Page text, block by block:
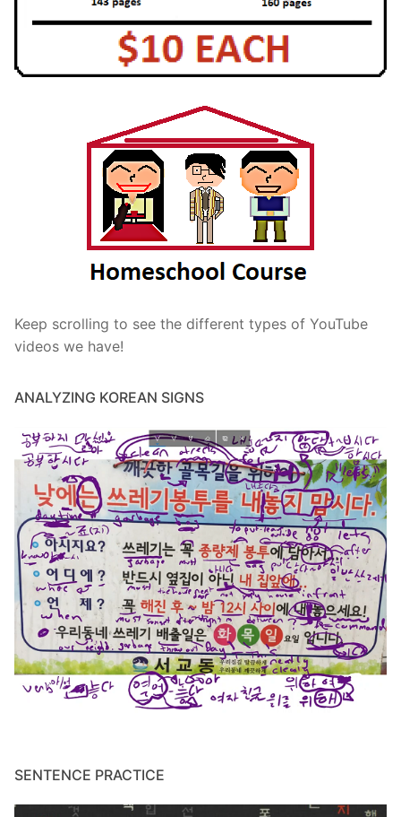
Keep scrolling to see the different types of YouTube
videos we have!
ANALYZING KOREAN SIGNS
SENTENCE PRACTICE